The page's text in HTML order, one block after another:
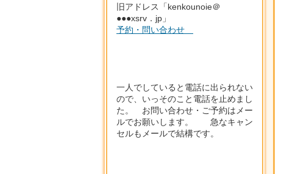
旧アドレス「kenkounoie＠
●●●xsrv．jp」
予約・問い合わせ
一人でしていると電話に出られない
ので、いっそのこと電話を止めまし
た。 お問い合わせ・ご予約はメー
ルでお願いします。 急なキャン
セルもメールで結構です。